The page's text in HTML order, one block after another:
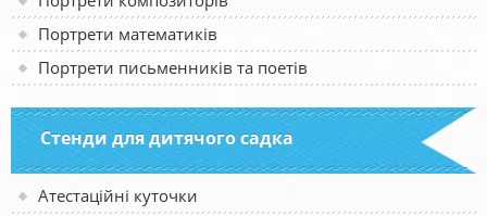
Портрети математиків
Портрети письменників та поетів
Стенди для дитячого садка
Атестаційні куточки